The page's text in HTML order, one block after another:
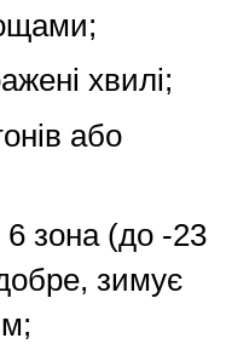
хвилі;
або
6 зона (до -23
зимує